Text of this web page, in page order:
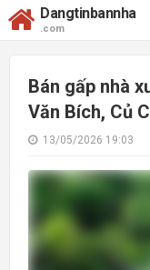
Dangtinbannha
.com
Bán gấp nhà
Văn Bích, Củ
13/05/2026 19:03